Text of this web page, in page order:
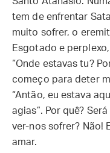
tem de enfrentar
muito sofrer, o
Esgotado e
“Onde estavas tu?
começo para deter
“Antão, eu estava
agias”. Por quê?
ver-nos sofrer? Não!
amar.